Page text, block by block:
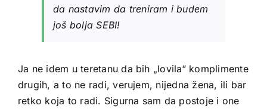
da nastavim da treniram i budem
još bolja SEBI!
Ja ne idem u teretanu da bih „lovila“ komplimente
drugih, a to ne radi, verujem, nijedna žena, ili bar
retko koja to radi. Sigurna sam da postoje i one